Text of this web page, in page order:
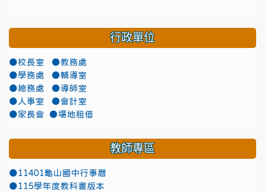
行政單位
●校長室
●教務處
●學務處
●輔導室
●總務處
●導師室
●人事室
●會計室
●家長會
●場地租借
教師專區
●11401龜山國中行事曆
●115學年度教科書版本